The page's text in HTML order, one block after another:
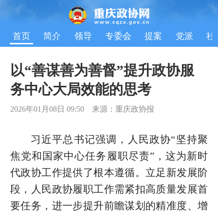
首页 简介 领导 专委会 提案 党派 社
以“善谋善为善督”提升政协服
务中心大局效能的思考
2026年01月08日 09:50 来源：重庆政协报
习近平总书记强调，人民政协“坚持聚
焦党和国家中心任务履职尽责”，这为新时
代政协工作提供了根本遵循。立足新发展阶
段，人民政协履职工作需紧扣高质量发展首
要任务，进一步提升前瞻谋划的精准度、增